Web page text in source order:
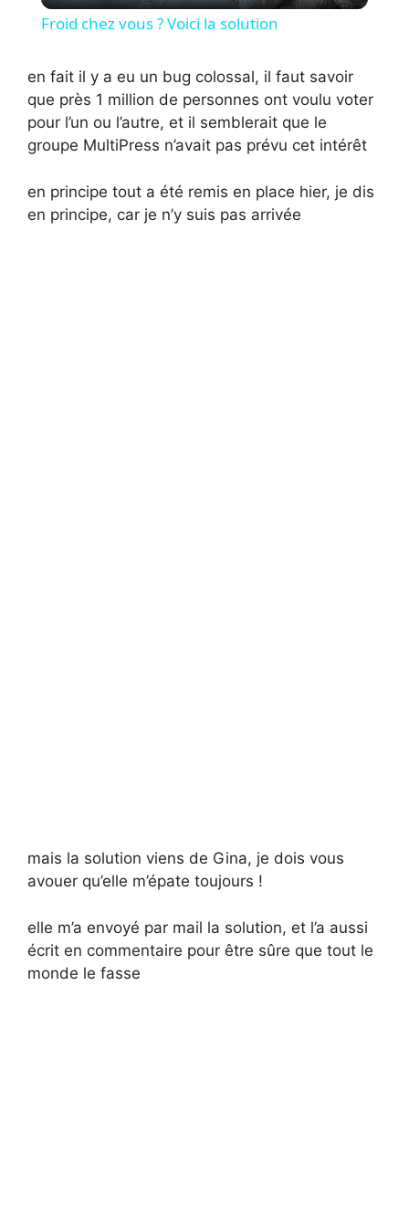
y
V
i
Froid chez vous ? Voici la solution
en fait il y a eu un bug colossal, il faut savoir
que près 1 million de personnes ont voulu voter
pour l’un ou l’autre, et il semblerait que le
groupe MultiPress n’avait pas prévu cet intérêt
en principe tout a été remis en place hier, je dis
en principe, car je n’y suis pas arrivée
mais la solution viens de Gina, je dois vous
avouer qu’elle m’épate toujours !
elle m’a envoyé par mail la solution, et l’a aussi
écrit en commentaire pour être sûre que tout le
monde le fasse